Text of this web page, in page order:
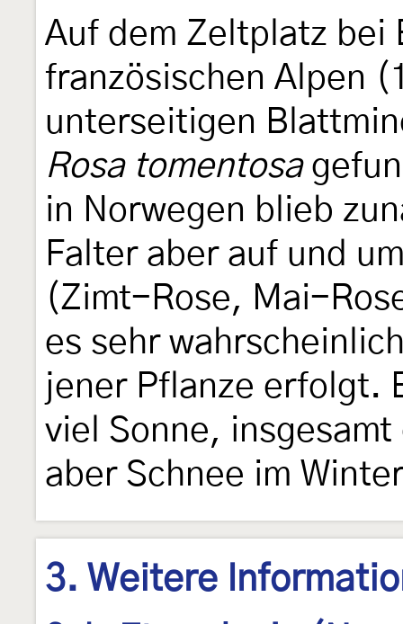
Auf dem Zeltplatz bei
französischen Alpen
unterseitigen
Rosa tomentosa
in Norwegen blieb
Falter aber auf und
(Zimt-Rose, Mai-
es sehr
jener Pflanze erfolgt.
viel Sonne,
aber Schnee im
3. Weitere